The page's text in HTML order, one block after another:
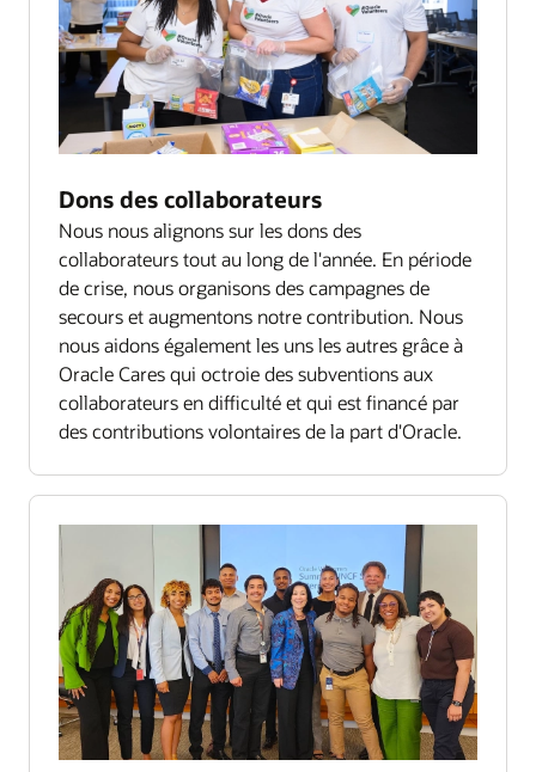
Dons des collaborateurs
Nous nous alignons sur les dons des
collaborateurs tout au long de l'année. En période
de crise, nous organisons des campagnes de
secours et augmentons notre contribution. Nous
nous aidons également les uns les autres grâce à
Oracle Cares qui octroie des subventions aux
collaborateurs en difficulté et qui est financé par
des contributions volontaires de la part d'Oracle.